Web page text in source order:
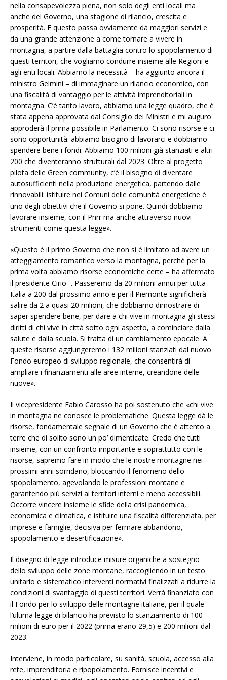
nella consapevolezza piena, non solo degli enti locali ma
anche del Governo, una stagione di rilancio, crescita e
prosperità. E questo passa ovviamente da maggiori servizi e
da una grande attenzione a come tornare a vivere in
montagna, a partire dalla battaglia contro lo spopolamento di
questi territori, che vogliamo condurre insieme alle Regioni e
agli enti locali. Abbiamo la necessità – ha aggiunto ancora il
ministro Gelmini – di immaginare un rilancio economico, con
una fiscalità di vantaggio per le attività imprenditoriali in
montagna. C’è tanto lavoro, abbiamo una legge quadro, che è
stata appena approvata dal Consiglio dei Ministri e mi auguro
approderà il prima possibile in Parlamento. Ci sono risorse e ci
sono opportunità: abbiamo bisogno di lavorarci e dobbiamo
spendere bene i fondi. Abbiamo 100 milioni già stanziati e altri
200 che diventeranno strutturali dal 2023. Oltre al progetto
pilota delle Green community, c’è il bisogno di diventare
autosufficienti nella produzione energetica, partendo dalle
rinnovabili: istituire nei Comuni delle comunità energetiche è
uno degli obiettivi che il Governo si pone. Quindi dobbiamo
lavorare insieme, con il Pnrr ma anche attraverso nuovi
strumenti come questa legge».
«Questo è il primo Governo che non si è limitato ad avere un
atteggiamento romantico verso la montagna, perché per la
prima volta abbiamo risorse economiche certe – ha affermato
il presidente Cirio -. Passeremo da 20 milioni annui per tutta
Italia a 200 dal prossimo anno e per il Piemonte significherà
salire da 2 a quasi 20 milioni, che dobbiamo dimostrare di
saper spendere bene, per dare a chi vive in montagna gli stessi
diritti di chi vive in città sotto ogni aspetto, a cominciare dalla
salute e dalla scuola. Si tratta di un cambiamento epocale. A
queste risorse aggiungeremo i 132 milioni stanziati dal nuovo
Fondo europeo di sviluppo regionale, che consentirà di
ampliare i finanziamenti alle aree interne, creandone delle
nuove».
Il vicepresidente Fabio Carosso ha poi sostenuto che «chi vive
in montagna ne conosce le problematiche. Questa legge dà le
risorse, fondamentale segnale di un Governo che è attento a
terre che di solito sono un po’ dimenticate. Credo che tutti
insieme, con un confronto importante e soprattutto con le
risorse, sapremo fare in modo che le nostre montagne nei
prossimi anni sorridano, bloccando il fenomeno dello
spopolamento, agevolando le professioni montane e
garantendo più servizi ai territori interni e meno accessibili.
Occorre vincere insieme le sfide della crisi pandemica,
economica e climatica, e istituire una fiscalità differenziata, per
imprese e famiglie, decisiva per fermare abbandono,
spopolamento e desertificazione».
Il disegno di legge introduce misure organiche a sostegno
dello sviluppo delle zone montane, raccogliendo in un testo
unitario e sistematico interventi normativi finalizzati a ridurre la
condizioni di svantaggio di questi territori. Verrà finanziato con
il Fondo per lo sviluppo delle montagne italiane, per il quale
l’ultima legge di bilancio ha previsto lo stanziamento di 100
milioni di euro per il 2022 (prima erano 29,5) e 200 milioni dal
2023.
Interviene, in modo particolare, su sanità, scuola, accesso alla
rete, imprenditoria e ripopolamento. Fornisce incentivi e